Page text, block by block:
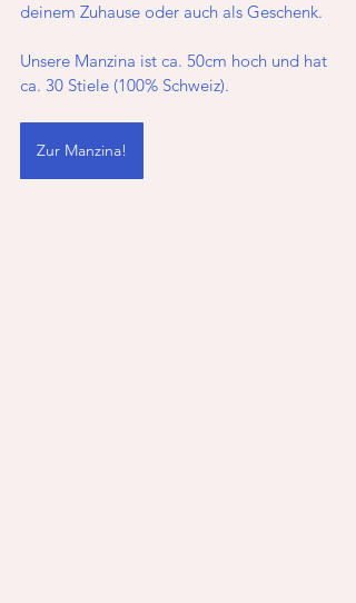
deinem Zuhause oder auch als Geschenk.
Unsere Manzina ist ca. 50cm hoch und hat
ca. 30 Stiele (100% Schweiz).
Zur Manzina!